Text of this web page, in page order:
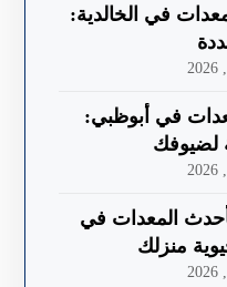
في الخالدية:
في أبوظبي:
لضيوفك
المعدات في
منزلك